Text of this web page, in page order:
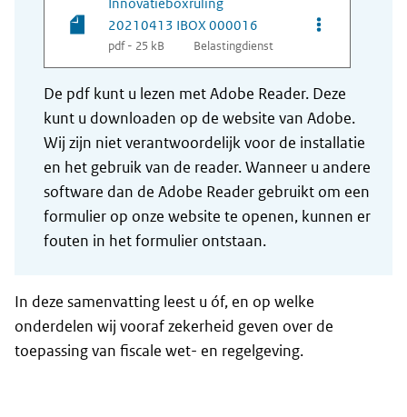
20210413 IBOX 000016
pdf - 25 kB Belastingdienst
Opties van
De pdf kunt u lezen met Adobe Reader. Deze
kunt u downloaden op de website van Adobe.
Wij zijn niet verantwoordelijk voor de installatie
en het gebruik van de reader. Wanneer u andere
software dan de Adobe Reader gebruikt om een
formulier op onze website te openen, kunnen er
fouten in het formulier ontstaan.
In deze samenvatting leest u óf, en op welke
onderdelen wij vooraf zekerheid geven over de
toepassing van fiscale wet- en regelgeving.